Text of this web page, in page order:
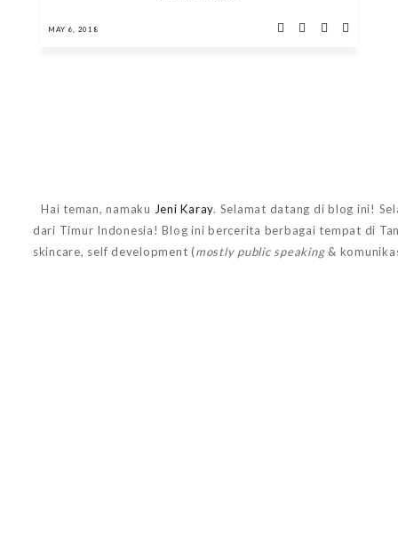
MAY 6, 2018
Hai teman, namaku Jeni Karay. Selamat datang di blog ini!
dari Timur Indonesia! Blog ini bercerita berbagai tempat di
skincare, self development (mostly public speaking&